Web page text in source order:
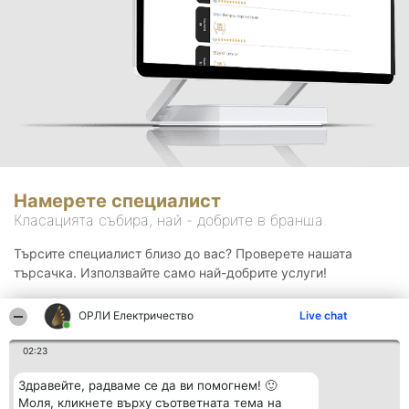
ОРЛИ Електричество Live chat
02:23
Здравейте, радваме се да ви помогнем! 🙂
Моля, кликнете върху съответната тема на
Намерете специалист
Класацията събира, най - добрите в бранша.
Търсите специалист близо до вас? Проверете нашата
търсачка. Използвайте само най-добрите услуги!